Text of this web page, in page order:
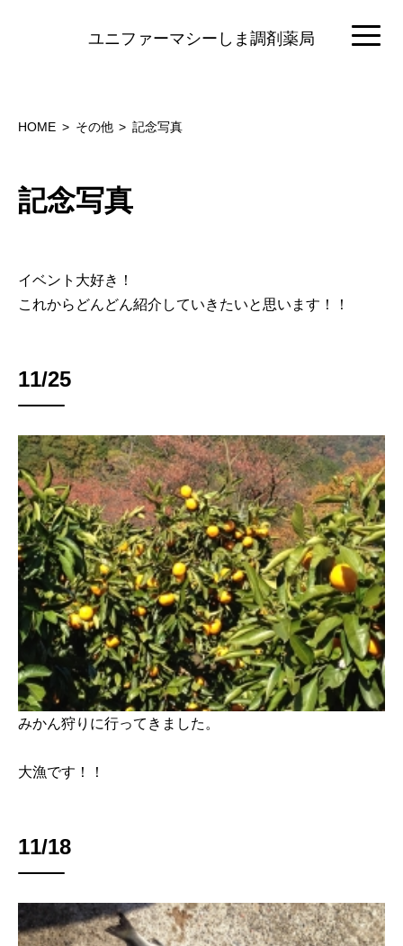
ユニファーマシーしま調剤薬局
HOME その他 記念写真
記念写真
イベント大好き！
これからどんどん紹介していきたいと思います！！
11/25
みかん狩りに行ってきました。
大漁です！！
11/18